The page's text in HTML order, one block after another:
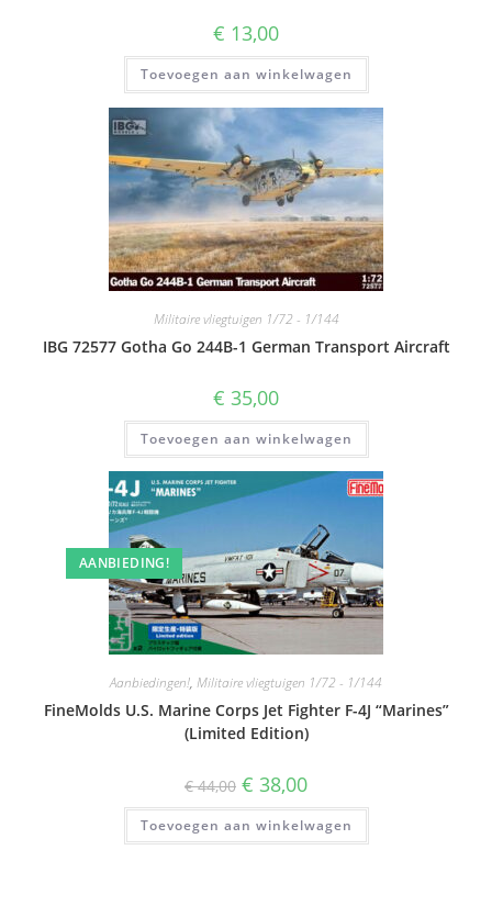
€ 13,00
Toevoegen aan winkelwagen
Militaire vliegtuigen 1/72 - 1/144
IBG 72577 Gotha Go 244B-1 German Transport Aircraft
€ 35,00
Toevoegen aan winkelwagen
AANBIEDING!
Aanbiedingen!, Militaire vliegtuigen 1/72 - 1/144
FineMolds U.S. Marine Corps Jet Fighter F-4J “Marines”
(Limited Edition)
€44,00 Oorspronkelijke
prijs
was:
€ 44,00.
€ 38,00Huidige
is:
€ 38,00.
Toevoegen aan winkelwagen